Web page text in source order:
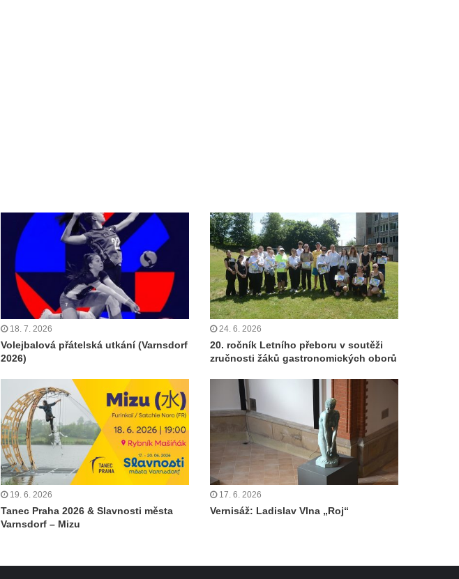
18. 7. 2026
Volejbalová přátelská utkání (Varnsdorf
2026)
24. 6. 2026
20. ročník Letního přeboru v soutěži
zručnosti žáků gastronomických oborů
19. 6. 2026
Tanec Praha 2026 & Slavnosti města
Varnsdorf – Mizu
17. 6. 2026
Vernisáž: Ladislav Vlna „Roj“